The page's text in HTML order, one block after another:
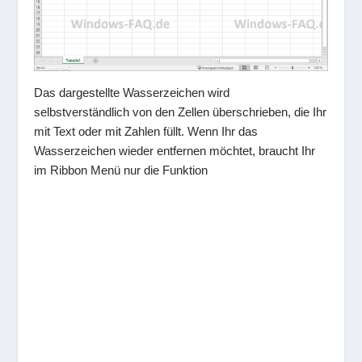
Das dargestellte Wasserzeichen wird
selbstverständlich von den Zellen überschrieben, die Ihr
mit Text oder mit Zahlen füllt. Wenn Ihr das
Wasserzeichen wieder entfernen möchtet, braucht Ihr
im Ribbon Menü nur die Funktion